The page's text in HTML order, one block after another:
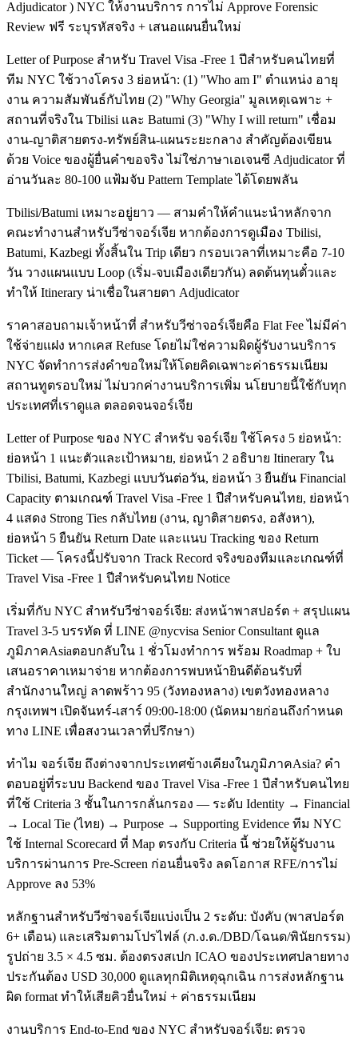
Adjudicator ) NYC ให้งานบริการ การไม่ Approve Forensic
Review ฟรี ระบุรหัสจริง + เสนอแผนยื่นใหม่
Letter of Purpose สำหรับ Travel Visa -Free 1 ปีสำหรับคนไทยที่
ทีม NYC ใช้วางโครง 3 ย่อหน้า: (1) "Who am I" ตำแหน่ง อายุ
งาน ความสัมพันธ์กับไทย (2) "Why Georgia" มูลเหตุเฉพาะ +
สถานที่จริงใน Tbilisi และ Batumi (3) "Why I will return" เชื่อม
งาน-ญาติสายตรง-ทรัพย์สิน-แผนระยะกลาง สำคัญต้องเขียน
ด้วย Voice ของผู้ยื่นคำขอจริง ไม่ใช่ภาษาเอเจนซี Adjudicator ที่
อ่านวันละ 80-100 แฟ้มจับ Pattern Template ได้โดยพลัน
Tbilisi/Batumi เหมาะอยู่ยาว — สามคำให้คำแนะนำหลักจาก
คณะทำงานสำหรับวีซ่าจอร์เจีย หากต้องการดูเมือง Tbilisi,
Batumi, Kazbegi ทั้งสิ้นใน Trip เดียว กรอบเวลาที่เหมาะคือ 7-10
วัน วางแผนแบบ Loop (เริ่ม-จบเมืองเดียวกัน) ลดต้นทุนตั๋วและ
ทำให้ Itinerary น่าเชื่อในสายตา Adjudicator
ราคาสอบถามเจ้าหน้าที่ สำหรับวีซ่าจอร์เจียคือ Flat Fee ไม่มีค่า
ใช้จ่ายแฝง หากเคส Refuse โดยไม่ใช่ความผิดผู้รับงานบริการ
NYC จัดทำการส่งคำขอใหม่ให้โดยคิดเฉพาะค่าธรรมเนียม
สถานทูตรอบใหม่ ไม่บวกค่างานบริการเพิ่ม นโยบายนี้ใช้กับทุก
ประเทศที่เราดูแล ตลอดจนจอร์เจีย
Letter of Purpose ของ NYC สำหรับ จอร์เจีย ใช้โครง 5 ย่อหน้า:
ย่อหน้า 1 แนะตัวและเป้าหมาย, ย่อหน้า 2 อธิบาย Itinerary ใน
Tbilisi, Batumi, Kazbegi แบบวันต่อวัน, ย่อหน้า 3 ยืนยัน Financial
Capacity ตามเกณฑ์ Travel Visa -Free 1 ปีสำหรับคนไทย, ย่อหน้า
4 แสดง Strong Ties กลับไทย (งาน, ญาติสายตรง, อสังหา),
ย่อหน้า 5 ยืนยัน Return Date และแนบ Tracking ของ Return
Ticket — โครงนี้ปรับจาก Track Record จริงของทีมและเกณฑ์ที่
Travel Visa -Free 1 ปีสำหรับคนไทย Notice
เริ่มที่กับ NYC สำหรับวีซ่าจอร์เจีย: ส่งหน้าพาสปอร์ต + สรุปแผน
Travel 3-5 บรรทัด ที่ LINE @nycvisa Senior Consultant ดูแล
ภูมิภาคAsiaตอบกลับใน 1 ชั่วโมงทำการ พร้อม Roadmap + ใบ
เสนอราคาเหมาจ่าย หากต้องการพบหน้ายินดีต้อนรับที่
สำนักงานใหญ่ ลาดพร้าว 95 (วังทองหลาง) เขตวังทองหลาง
กรุงเทพฯ เปิดจันทร์-เสาร์ 09:00-18:00 (นัดหมายก่อนถึงกำหนด
ทาง LINE เพื่อสงวนเวลาที่ปรึกษา)
ทำไม จอร์เจีย ถึงต่างจากประเทศข้างเคียงในภูมิภาคAsia? คำ
ตอบอยู่ที่ระบบ Backend ของ Travel Visa -Free 1 ปีสำหรับคนไทย
ที่ใช้ Criteria 3 ชั้นในการกลั่นกรอง — ระดับ Identity → Financial
→ Local Tie (ไทย) → Purpose → Supporting Evidence ทีม NYC
ใช้ Internal Scorecard ที่ Map ตรงกับ Criteria นี้ ช่วยให้ผู้รับงาน
บริการผ่านการ Pre-Screen ก่อนยื่นจริง ลดโอกาส RFE/การไม่
Approve ลง 53%
หลักฐานสำหรับวีซ่าจอร์เจียแบ่งเป็น 2 ระดับ: บังคับ (พาสปอร์ต
6+ เดือน) และเสริมตามโปรไฟล์ (ภ.ง.ด./DBD/โฉนด/พินัยกรรม)
รูปถ่าย 3.5 × 4.5 ซม. ต้องตรงสเปก ICAO ของประเทศปลายทาง
ประกันต้อง USD 30,000 ดูแลทุกมิติเหตุฉุกเฉิน การส่งหลักฐาน
ผิด format ทำให้เสียคิวยื่นใหม่ + ค่าธรรมเนียม
งานบริการ End-to-End ของ NYC สำหรับจอร์เจีย: ตรวจ